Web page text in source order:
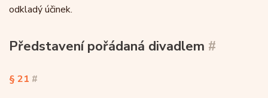
odkladý účinek.
Představení pořádaná divadlem #
§ 21 #